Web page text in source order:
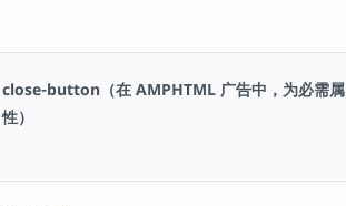
close-button（在 AMPHTML 广告中，为必需属
性）